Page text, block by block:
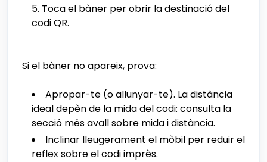
Toca el bàner per obrir la destinació del
codi QR.
Si el bàner no apareix, prova:
Apropar-te (o allunyar-te). La distància
ideal depèn de la mida del codi: consulta la
secció més avall sobre mida i distància.
Inclinar lleugerament el mòbil per reduir el
reflex sobre el codi imprès.